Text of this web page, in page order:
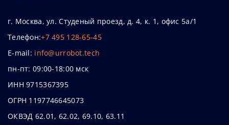
г. Москва, ул. Студеный проезд, д. 4, к. 1, офис 5а/1
Телефон:+7 495 128-65-45
E-mail: info@urrobot.tech
пн-пт: 09:00-18:00 мск
ИНН 9715367395
ОГРН 1197746645073
ОКВЭД 62.01, 62.02, 69.10, 63.11